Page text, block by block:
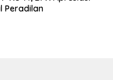
Peradilan